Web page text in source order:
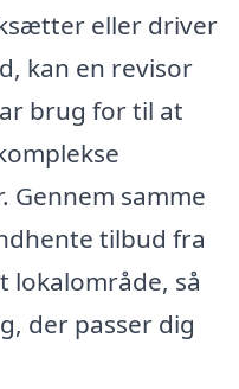
eller driver
kan en revisor
brug for til at
Gennem samme
tilbud fra
lokalområde, så
der passer dig